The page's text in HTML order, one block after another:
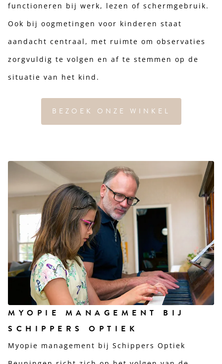
functioneren bij werk, lezen of schermgebruik.
Ook bij oogmetingen voor kinderen staat
aandacht centraal, met ruimte om observaties
zorgvuldig te volgen en af te stemmen op de
situatie van het kind.
BEZOEK ONZE WINKEL
MYOPIE MANAGEMENT BIJ
SCHIPPERS OPTIEK
Myopie management bij Schippers Optiek